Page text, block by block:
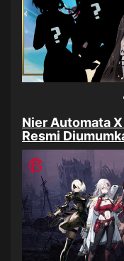
Nier Automata
Resmi